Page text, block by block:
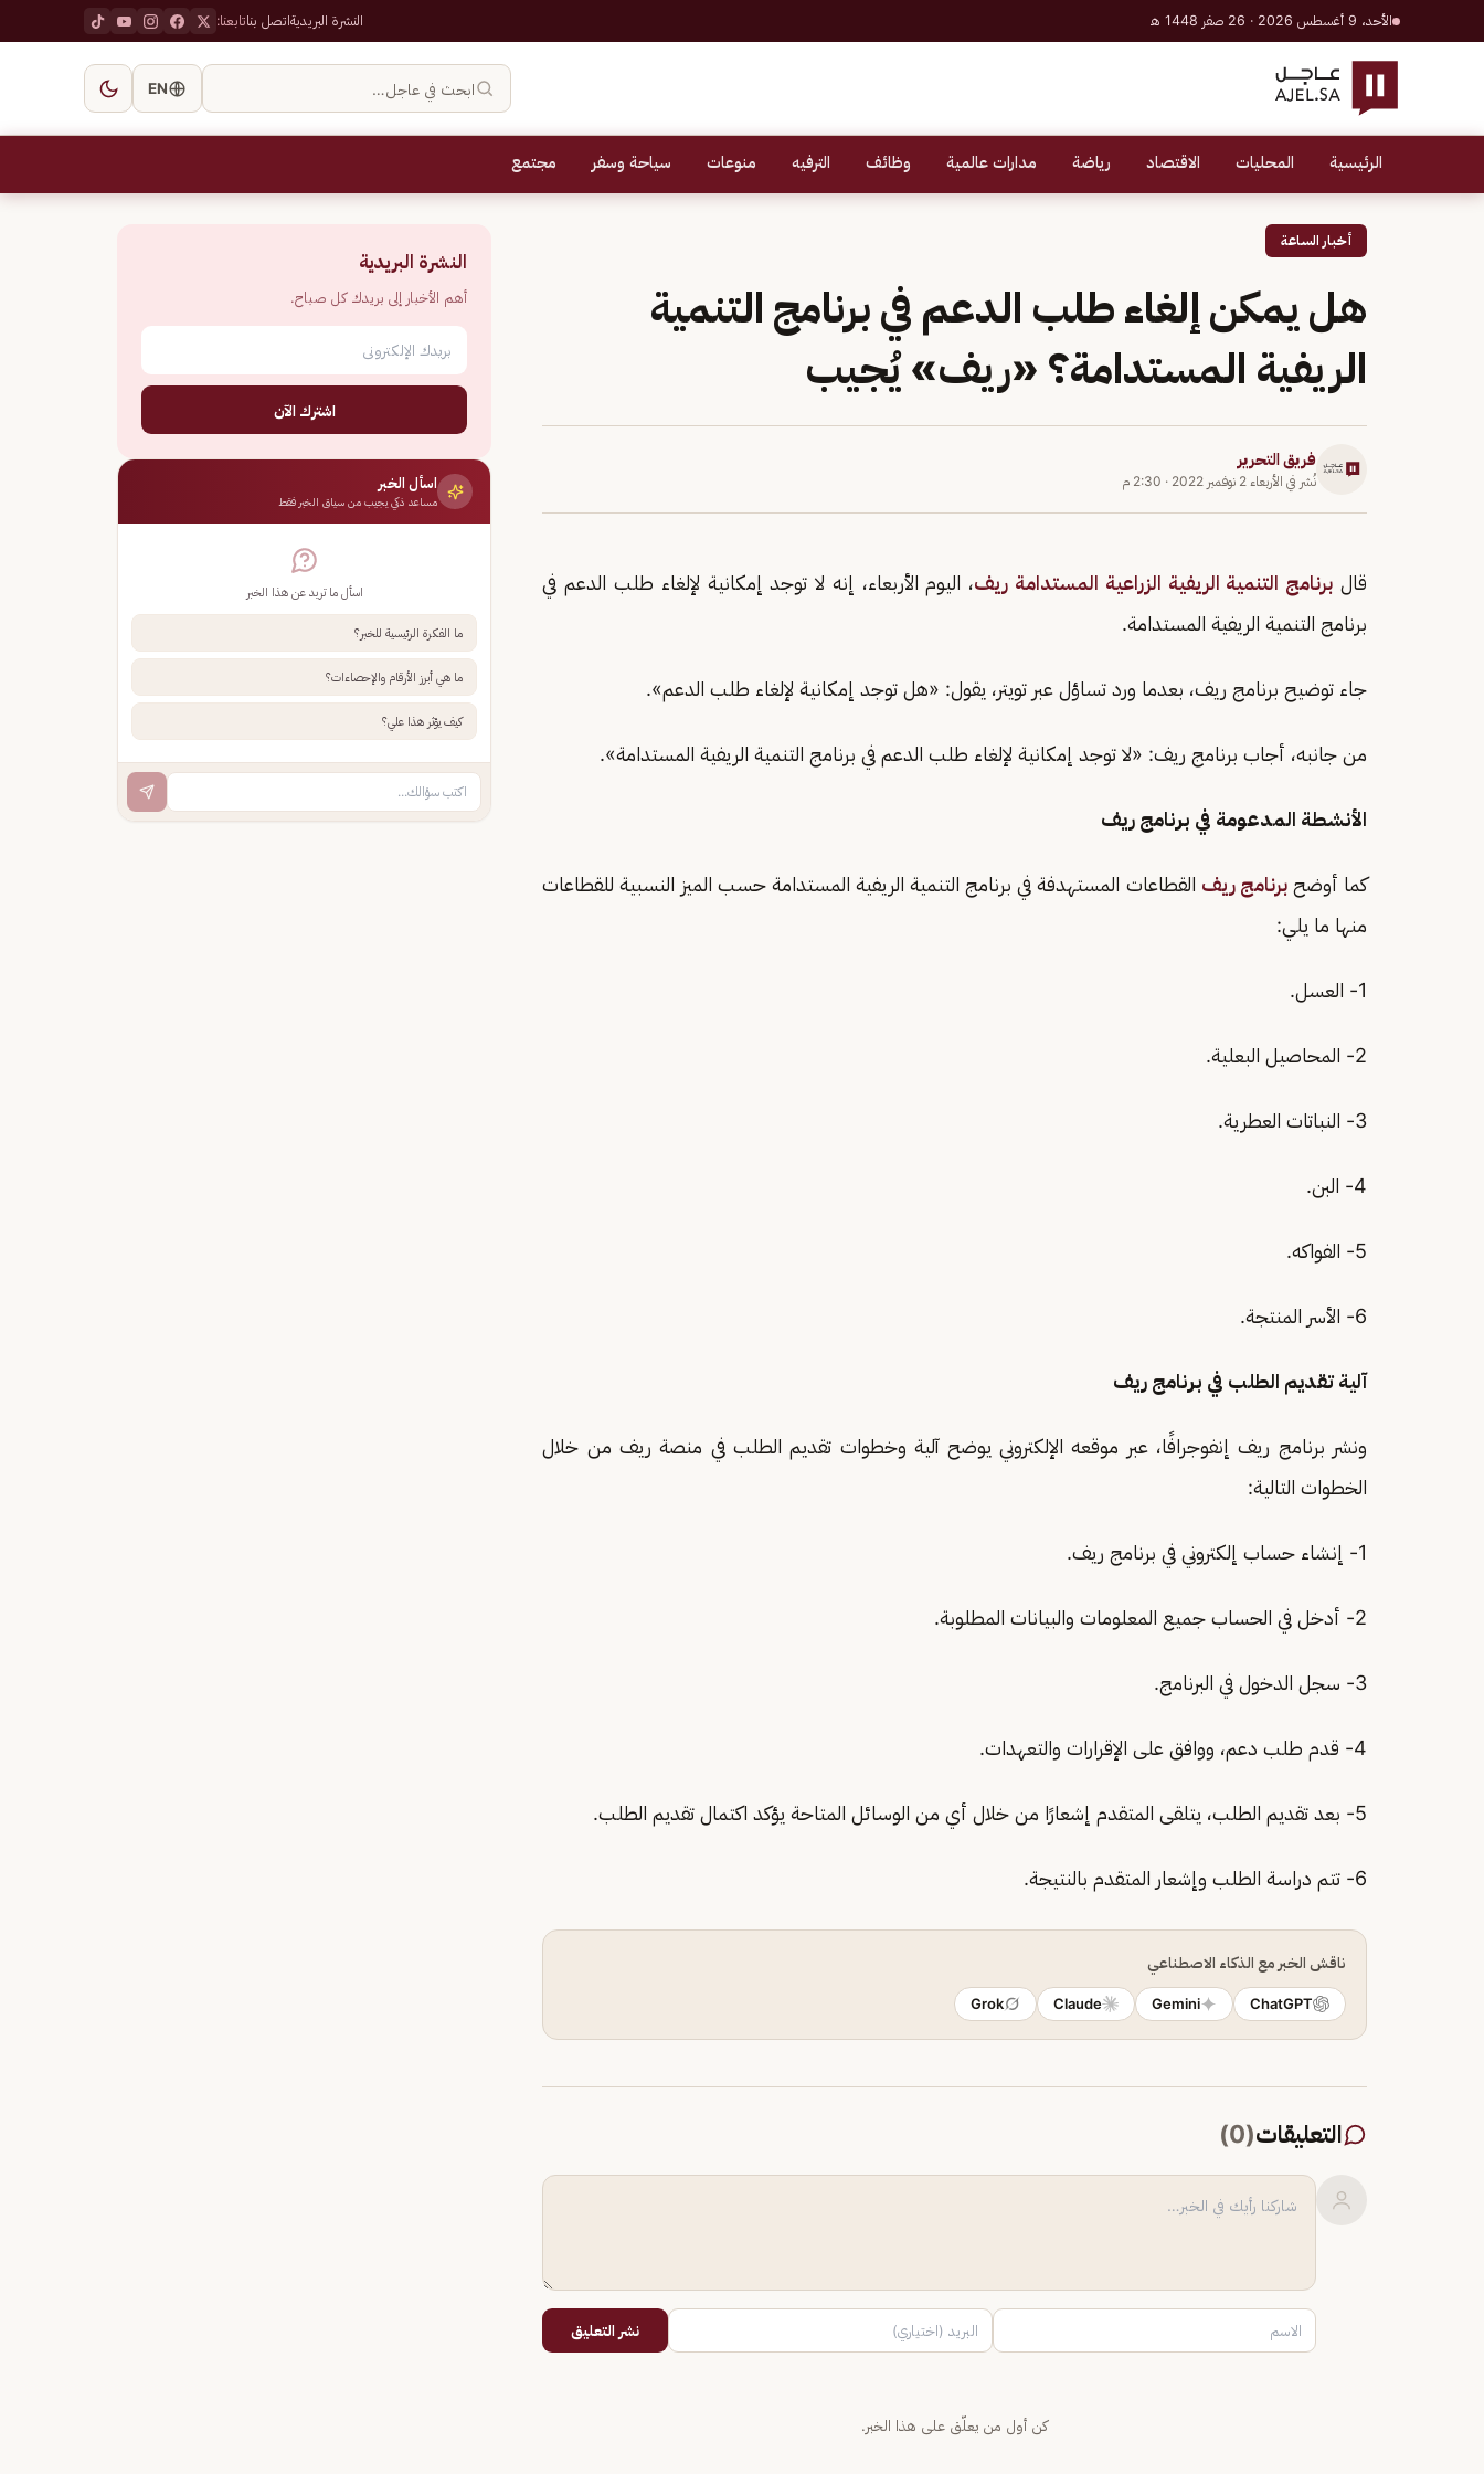
الأحد، 9 أغسطس 2026 · 26 صفر 1448 هـ النشرة البريديةاتصل بناتابعنا:
ابحث في عاجل… EN
الرئيسية المحليات الاقتصاد رياضة مدارات عالمية وظائف الترفيه منوعات سياحة وسفر مجتمع
أخبار الساعة
هل يمكن إلغاء طلب الدعم في برنامج التنمية
الريفية المستدامة؟ «ريف» يُجيب
فريق التحرير
نُشر في الأربعاء 2 نوفمبر 2022 · 2:30 م
قال برنامج التنمية الريفية الزراعية المستدامة ريف، اليوم الأربعاء، إنه لا توجد إمكانية لإلغاء طلب الدعم في
برنامج التنمية الريفية المستدامة.
جاء توضيح برنامج ريف، بعدما ورد تساؤل عبر تويتر، يقول: «هل توجد إمكانية لإلغاء طلب الدعم».
من جانبه، أجاب برنامج ريف: «لا توجد إمكانية لإلغاء طلب الدعم في برنامج التنمية الريفية المستدامة».
الأنشطة المدعومة في برنامج ريف
كما أوضحبرنامج ريف القطاعات المستهدفة في برنامج التنمية الريفية المستدامة حسب الميز النسبية للقطاعات
منها ما يلي:
1- العسل.
2- المحاصيل البعلية.
3- النباتات العطرية.
4- البن.
5- الفواكه.
6- الأسر المنتجة.
آلية تقديم الطلب في برنامج ريف
ونشر برنامج ريف إنفوجرافًا، عبر موقعه الإلكتروني يوضح آلية وخطوات تقديم الطلب في منصة ريف من خلال
الخطوات التالية:
1- إنشاء حساب إلكتروني في برنامج ريف.
2- أدخل في الحساب جميع المعلومات والبيانات المطلوبة.
3- سجل الدخول في البرنامج.
4- قدم طلب دعم، ووافق على الإقرارات والتعهدات.
5- بعد تقديم الطلب، يتلقى المتقدم إشعارًا من خلال أي من الوسائل المتاحة يؤكد اكتمال تقديم الطلب.
6- تتم دراسة الطلب وإشعار المتقدم بالنتيجة.
ناقش الخبر مع الذكاء الاصطناعي
ChatGPT
Gemini
Claude
Grok
التعليقات(
0
)
نشر التعليق
كن أول من يعلّق على هذا الخبر.
النشرة البريدية
أهم الأخبار إلى بريدك كل صباح.
اشترك الآن
اسأل الخبر
مساعد ذكي يجيب من سياق الخبر فقط
اسأل ما تريد عن هذا الخبر
ما الفكرة الرئيسية للخبر؟
ما هي أبرز الأرقام والإحصاءات؟
كيف يؤثر هذا علي؟